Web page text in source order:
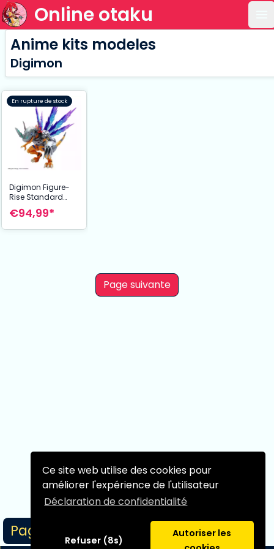
Ce site web utilise des cookies pour
améliorer l'expérience de l'utilisateur
Déclaration de confidentialité
Refuser (8s)
Autoriser les
Online otaku
Page 1/1
Anime kits modeles
Digimon
En rupture de stock
Digimon Figure-
Rise Standard
maquette
Amplified
€94,99*
Page suivante